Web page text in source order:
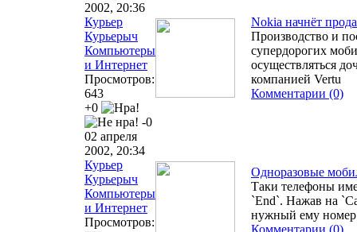
2002, 20:36
Курьер
Курьерыч
Компьютеры
и Интернет
Просмотров:
643
+0
-0
Nokia начнёт
Производство и
супердорогих
осуществляться
компанией Vertu
Комментарии (0)
02 апреля
2002, 20:34
Курьер
Курьерыч
Компьютеры
и Интернет
Просмотров:
Одноразовые
Таки телефоны
`End`. Нажав на
нужный ему номер
Комментарии (0)